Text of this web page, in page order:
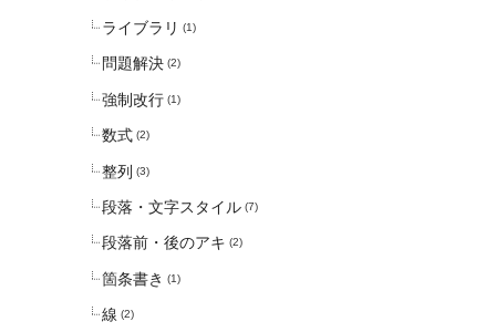
ライブラリ (1)
問題解決 (2)
強制改行 (1)
数式 (2)
整列 (3)
段落・文字スタイル (7)
段落前・後のアキ (2)
箇条書き (1)
線 (2)